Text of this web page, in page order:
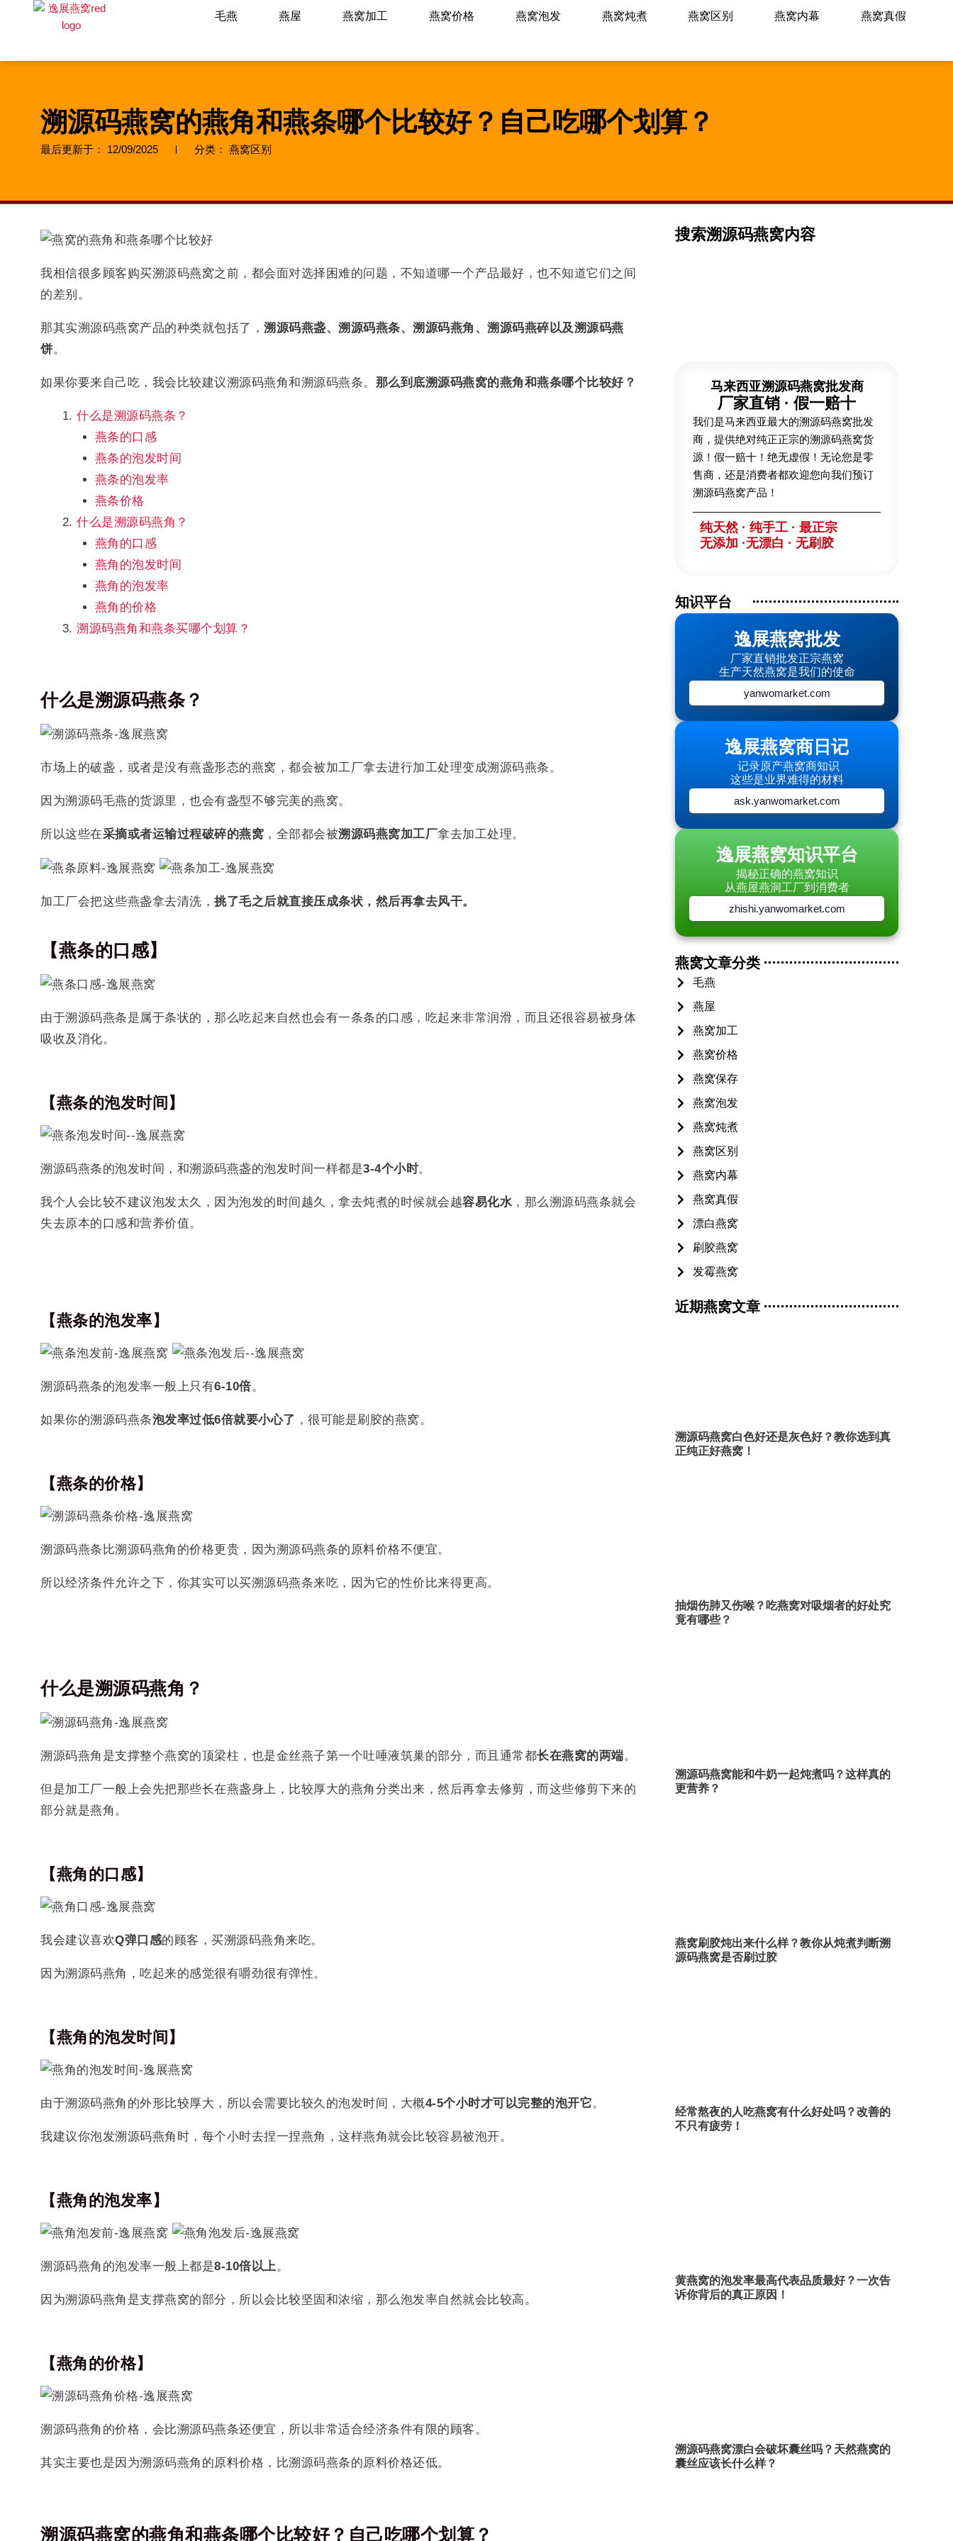
毛燕 燕屋 燕窝加工 燕窝价格 燕窝泡发 燕窝炖煮 燕窝区别 燕窝内幕 燕窝真假
溯源码燕窝的燕角和燕条哪个比较好？自己吃哪个划算？
最后更新于： 12/09/2025 分类： 燕窝区别
我相信很多顾客购买溯源码燕窝之前，都会面对选择困难的问题，不知道哪一个产品最好，也不知道它们之间
的差别。
那其实溯源码燕窝产品的种类就包括了， 溯源码燕盏、溯源码燕条、溯源码燕角、溯源码燕碎以及溯源码燕
饼。
如果你要来自己吃，我会比较建议溯源码燕角和溯源码燕条。 那么到底溯源码燕窝的燕角和燕条哪个比较好？
什么是溯源码燕条？
燕条的口感
燕条的泡发时间
燕条的泡发率
燕条价格
什么是溯源码燕角？
燕角的口感
燕角的泡发时间
燕角的泡发率
燕角的价格
溯源码燕角和燕条买哪个划算？
什么是溯源码燕条？
市场上的破盏，或者是没有燕盏形态的燕窝，都会被加工厂拿去进行加工处理变成溯源码燕条。
因为溯源码毛燕的货源里，也会有盏型不够完美的燕窝。
所以这些在采摘或者运输过程破碎的燕窝 ，全部都会被溯源码燕窝加工厂拿去加工处理。
加工厂会把这些燕盏拿去清洗， 挑了毛之后就直接压成条状，然后再拿去风干。
【燕条的口感】
由于溯源码燕条是属于条状的，那么吃起来自然也会有一条条的口感，吃起来非常润滑，而且还很容易被身体
吸收及消化。
【燕条的泡发时间】
溯源码燕条的泡发时间，和溯源码燕盏的泡发时间一样都是3-4个小时。
我个人会比较不建议泡发太久，因为泡发的时间越久，拿去炖煮的时候就会越容易化水 ，那么溯源码燕条就会
失去原本的口感和营养价值。
【燕条的泡发率】
溯源码燕条的泡发率一般上只有6-10倍。
如果你的溯源码燕条泡发率过低6倍就要小心了 ，很可能是刷胶的燕窝。
【燕条的价格】
溯源码燕条比溯源码燕角的价格更贵，因为溯源码燕条的原料价格不便宜。
所以经济条件允许之下，你其实可以买溯源码燕条来吃，因为它的性价比来得更高。
什么是溯源码燕角？
溯源码燕角是支撑整个燕窝的顶梁柱，也是金丝燕子第一个吐唾液筑巢的部分，而且通常都长在燕窝的两端。
但是加工厂一般上会先把那些长在燕盏身上，比较厚大的燕角分类出来，然后再拿去修剪，而这些修剪下来的
部分就是燕角。
【燕角的口感】
我会建议喜欢Q弹口感的顾客，买溯源码燕角来吃。
因为溯源码燕角，吃起来的感觉很有嚼劲很有弹性。
【燕角的泡发时间】
由于溯源码燕角的外形比较厚大，所以会需要比较久的泡发时间，大概4-5个小时才可以完整的泡开它。
我建议你泡发溯源码燕角时，每个小时去捏一捏燕角，这样燕角就会比较容易被泡开。
【燕角的泡发率】
溯源码燕角的泡发率一般上都是8-10倍以上。
因为溯源码燕角是支撑燕窝的部分，所以会比较坚固和浓缩，那么泡发率自然就会比较高。
【燕角的价格】
溯源码燕角的价格，会比溯源码燕条还便宜，所以非常适合经济条件有限的顾客。
其实主要也是因为溯源码燕角的原料价格，比溯源码燕条的原料价格还低。
溯源码燕窝的燕角和燕条哪个比较好？自己吃哪个划算？
搜索溯源码燕窝内容
马来西亚溯源码燕窝批发商
厂家直销 · 假一赔十
我们是马来西亚最大的溯源码燕窝批发
商，提供绝对纯正正宗的溯源码燕窝货
源！假一赔十！绝无虚假！无论您是零
售商，还是消费者都欢迎您向我们预订
溯源码燕窝产品！
纯天然 · 纯手工 · 最正宗
无添加 ·无漂白 · 无刷胶
知识平台
逸展燕窝批发
厂家直销批发正宗燕窝
生产天然燕窝是我们的使命
yanwomarket.com
逸展燕窝商日记
记录原产燕窝商知识
这些是业界难得的材料
ask.yanwomarket.com
逸展燕窝知识平台
揭秘正确的燕窝知识
从燕屋燕洞工厂到消费者
zhishi.yanwomarket.com
燕窝文章分类
毛燕
燕屋
燕窝加工
燕窝价格
燕窝保存
燕窝泡发
燕窝炖煮
燕窝区别
燕窝内幕
燕窝真假
漂白燕窝
刷胶燕窝
发霉燕窝
近期燕窝文章
溯源码燕窝白色好还是灰色好？教你选到真
正纯正好燕窝！
抽烟伤肺又伤喉？吃燕窝对吸烟者的好处究
竟有哪些？
溯源码燕窝能和牛奶一起炖煮吗？这样真的
更营养？
燕窝刷胶炖出来什么样？教你从炖煮判断溯
源码燕窝是否刷过胶
经常熬夜的人吃燕窝有什么好处吗？改善的
不只有疲劳！
黄燕窝的泡发率最高代表品质最好？一次告
诉你背后的真正原因！
溯源码燕窝漂白会破坏囊丝吗？天然燕窝的
囊丝应该长什么样？